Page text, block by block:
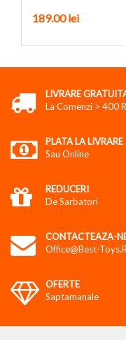
189.00lei
LIVRARE
La Comenzi > 400
PLATA LA LIVRARE
Sau Online
REDUCERI
De Sarbatori
CONTACTEAZA-
Office@best-
OFERTE
Saptamanale